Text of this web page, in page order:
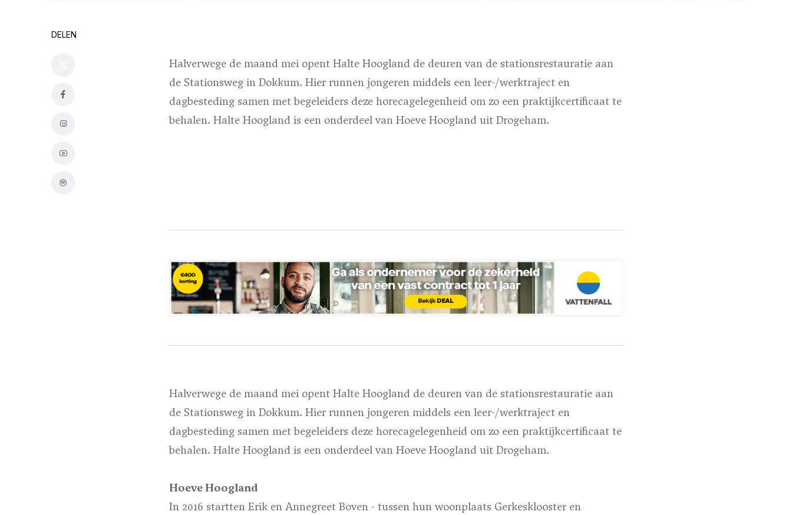
DELEN
Halverwege de maand mei opent Halte Hoogland de deuren van de stationsrestauratie aan
de Stationsweg in Dokkum. Hier runnen jongeren middels een leer-/werktraject en
dagbesteding samen met begeleiders deze horecagelegenheid om zo een praktijkcertificaat te
behalen. Halte Hoogland is een onderdeel van Hoeve Hoogland uit Drogeham.
Halverwege de maand mei opent Halte Hoogland de deuren van de stationsrestauratie aan
de Stationsweg in Dokkum. Hier runnen jongeren middels een leer-/werktraject en
dagbesteding samen met begeleiders deze horecagelegenheid om zo een praktijkcertificaat te
behalen. Halte Hoogland is een onderdeel van Hoeve Hoogland uit Drogeham.
Hoeve Hoogland
In 2016 startten Erik en Annegreet Boven - tussen hun woonplaats Gerkesklooster en